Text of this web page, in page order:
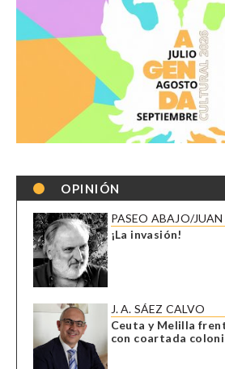
OPINIÓN
PASEO ABAJO/
¡La invasión!
J. A. SÁEZ CALVO
Ceuta y Melilla
con coartada